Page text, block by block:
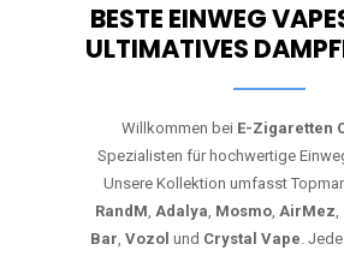
BESTE EINWEG
ULTIMATIVES
Willkommen bei E-Zigaretten
Spezialisten für hochwertige
Unsere Kollektion umfasst
RandM, Adalya, Mosmo, AirMez,
Bar, Vozol und Crystal Vape.